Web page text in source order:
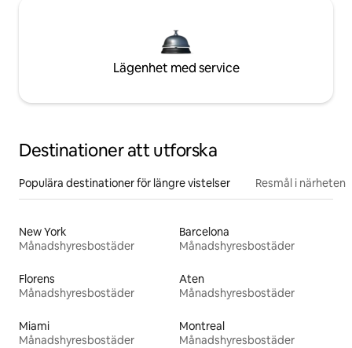
Lägenhet med service
Destinationer att utforska
Populära destinationer för längre vistelser Resmål i närheten
New York
Månadshyresbostäder
Barcelona
Månadshyresbostäder
Florens
Månadshyresbostäder
Aten
Månadshyresbostäder
Miami
Månadshyresbostäder
Montreal
Månadshyresbostäder